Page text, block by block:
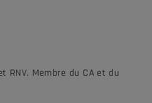
RNV. Membre du CA et du